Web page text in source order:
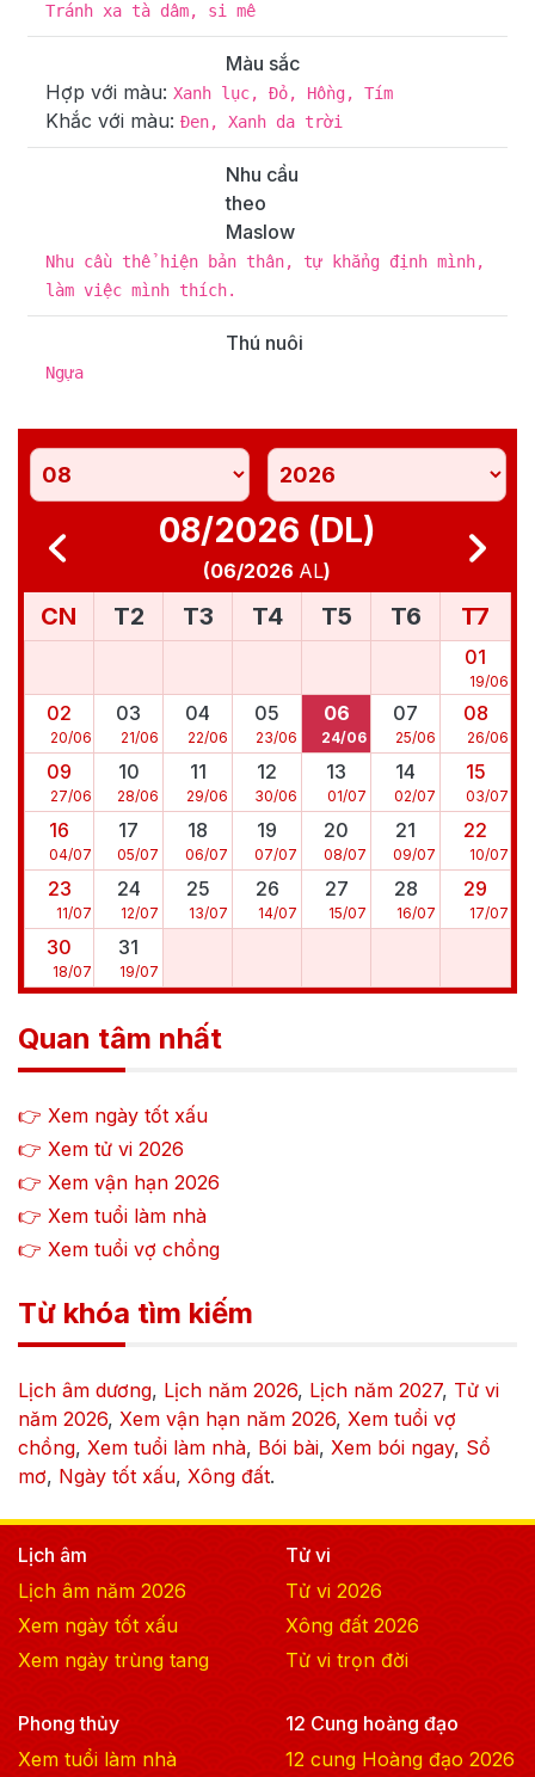
Tránh xa tà dâm, si mê
Màu sắc
Hợp với màu: Xanh lục, Đỏ, Hồng, Tím
Khắc với màu: Đen, Xanh da trời
Nhu cầu
theo
Maslow
Nhu cầu thể hiện bản thân, tự khẳng định mình,
làm việc mình thích.
Thú nuôi
Ngựa
08/2026 (DL)
(06/2026 AL)
CN T2 T3 T4 T5 T6 T7
01
19/06
02
20/06
03
21/06
04
22/06
05
23/06
06
24/06
07
25/06
08
26/06
09
27/06
10
28/06
11
29/06
12
30/06
13
01/07
14
02/07
15
03/07
16
04/07
17
05/07
18
06/07
19
07/07
20
08/07
21
09/07
22
10/07
23
11/07
24
12/07
25
13/07
26
14/07
27
15/07
28
16/07
29
17/07
30
18/07
31
19/07
Quan tâm nhất
👉 Xem ngày tốt xấu
👉 Xem tử vi 2026
👉 Xem vận hạn 2026
👉 Xem tuổi làm nhà
👉 Xem tuổi vợ chồng
Từ khóa tìm kiếm
Lịch âm dương, Lịch năm 2026, Lịch năm 2027, Tử vi
năm 2026, Xem vận hạn năm 2026, Xem tuổi vợ
chồng, Xem tuổi làm nhà, Bói bài, Xem bói ngay, Sổ
mơ, Ngày tốt xấu, Xông đất.
Lịch âm
Lịch âm năm 2026
Xem ngày tốt xấu
Xem ngày trùng tang
Tử vi
Tử vi 2026
Xông đất 2026
Tử vi trọn đời
Phong thủy
Xem tuổi làm nhà
12 Cung hoàng đạo
12 cung Hoàng đạo 2026